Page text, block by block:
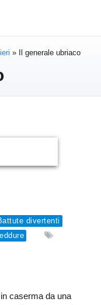
» Il generale ubriaco
divertenti
caserma da una